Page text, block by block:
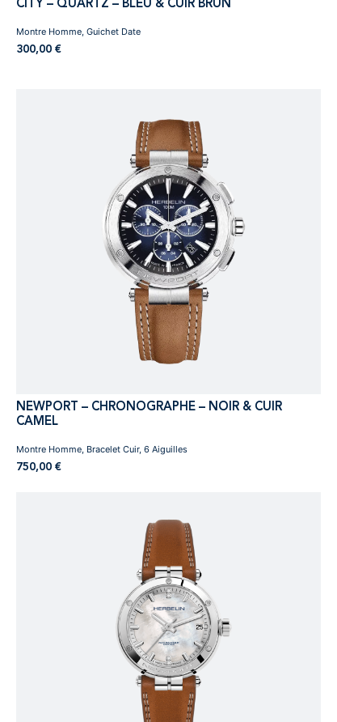
CITY – QUARTZ – BLEU & CUIR BRUN
300,00 €
Montre Homme, Guichet Date
NEWPORT – CHRONOGRAPHE – NOIR & CUIR
CAMEL
750,00 €
Montre Homme, Bracelet Cuir, 6 Aiguilles